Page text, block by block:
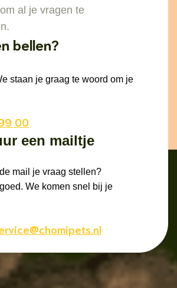
al je vragen te
bellen?
staan je graag te woord om je
00
een mailtje
mail je vraag stellen?
We komen snel bij je